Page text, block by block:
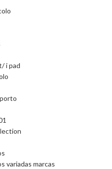
i pad
variadas marcas